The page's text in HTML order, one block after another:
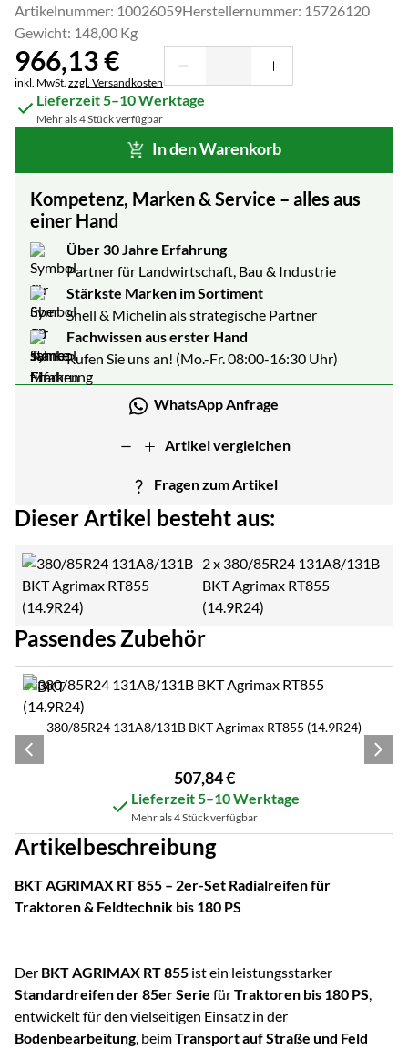
Artikelnummer: 10026059Herstellernummer: 15726120
Gewicht: 148,00 Kg
966,13€
Steuerhinweis:
inkl. MwSt. zzgl. Versandkosten
Lieferzeit 5–10 Werktage
Mehr als 4 Stück verfügbar
In den Warenkorb
Kompetenz, Marken & Service – alles aus
einer Hand
Über 30 Jahre Erfahrung
Partner für Landwirtschaft, Bau & Industrie
Stärkste Marken im Sortiment
Shell & Michelin als strategische Partner
Fachwissen aus erster Hand
Rufen Sie uns an! (Mo.-Fr. 08:00-16:30 Uhr)
WhatsApp Anfrage
Artikel vergleichen
Fragen zum Artikel
Dieser Artikel besteht aus:
2 x 380/85R24 131A8/131B
BKT Agrimax RT855
(14.9R24)
Passendes Zubehör
Zubehör überspringen
380/85R24 131A8/131B BKT Agrimax RT855 (14.9R24)
507,84€
Lieferzeit 5–10 Werktage
Mehr als 4 Stück verfügbar
Artikelbeschreibung
BKT AGRIMAX RT 855 – 2er-Set Radialreifen für
Traktoren & Feldtechnik bis 180 PS
Der BKT AGRIMAX RT 855 ist ein leistungsstarker
Standardreifen der 85er Serie fürTraktoren bis 180 PS
entwickelt für den vielseitigen Einsatz in der
Bodenbearbeitung, beimTransport auf Straße und Feld